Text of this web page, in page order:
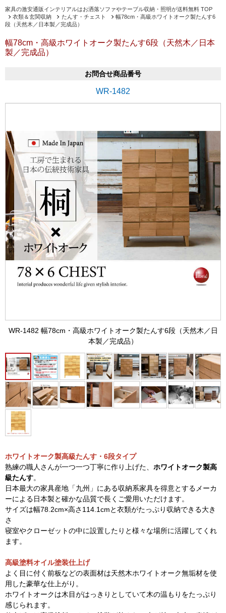
家具の激安通販インテリアルはお洒落ソファやテーブル収納・照明が送料無料 TOP
衣類＆玄関収納
たんす・チェスト
幅78cm・高級ホワイトオーク製たんす6
段（天然木／日本製／完成品）
幅78cm・高級ホワイトオーク製たんす6段（天然木／日本
製／完成品）
お問合せ商品番号
WR-1482
WR-1482 幅78cm・高級ホワイトオーク製たんす6段（天然木／日
本製／完成品）
ホワイトオーク製高級たんす・6段タイプ
熟練の職人さんが一つ一つ丁寧に作り上げた、 ホワイトオーク製高
級たんす。
日本最大の家具産地「九州」にある収納系家具を得意とするメーカ
ーによる日本製と確かな品質で長くご愛用いただけます。
サイズは幅78.2cm×高さ114.1cmと衣類がたっぷり収納できる大き
さ
寝室やクローゼットの中に設置したりと様々な場所に活躍してくれ
ます。
高級塗料オイル塗装仕上げ
よく目に付く前板などの表面材は天然木ホワイトオーク無垢材を使
用した豪華な仕上がり。
ホワイトオークは木目がはっきりとしていて木の温もりをたっぷり
感じられます。